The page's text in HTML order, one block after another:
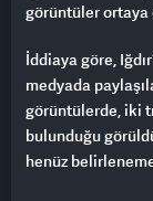
görüntüler ortaya
İddiaya göre,
medyada
görüntülerde, iki
bulunduğu
henüz